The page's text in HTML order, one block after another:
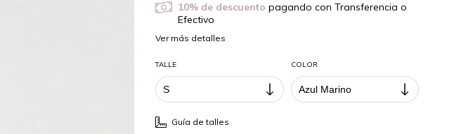
10% de descuento pagando con Transferencia o
Efectivo
Ver más detalles
TALLE COLOR
Guía de talles